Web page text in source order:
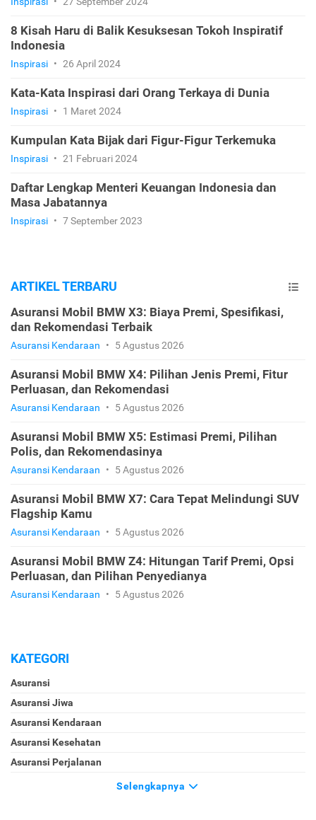
8 Kisah Haru di Balik Kesuksesan Tokoh Inspiratif
Indonesia
Inspirasi • 26 April 2024
Kata-Kata Inspirasi dari Orang Terkaya di Dunia
Inspirasi • 1 Maret 2024
Kumpulan Kata Bijak dari Figur-Figur Terkemuka
Inspirasi • 21 Februari 2024
Daftar Lengkap Menteri Keuangan Indonesia dan
Masa Jabatannya
Inspirasi • 7 September 2023
ARTIKEL TERBARU
Asuransi Mobil BMW X3: Biaya Premi, Spesifikasi,
dan Rekomendasi Terbaik
Asuransi Kendaraan • 5 Agustus 2026
Asuransi Mobil BMW X4: Pilihan Jenis Premi, Fitur
Perluasan, dan Rekomendasi
Asuransi Kendaraan • 5 Agustus 2026
Asuransi Mobil BMW X5: Estimasi Premi, Pilihan
Polis, dan Rekomendasinya
Asuransi Kendaraan • 5 Agustus 2026
Asuransi Mobil BMW X7: Cara Tepat Melindungi SUV
Flagship Kamu
Asuransi Kendaraan • 5 Agustus 2026
Asuransi Mobil BMW Z4: Hitungan Tarif Premi, Opsi
Perluasan, dan Pilihan Penyedianya
Asuransi Kendaraan • 5 Agustus 2026
KATEGORI
Asuransi
Asuransi Jiwa
Asuransi Kendaraan
Asuransi Kesehatan
Asuransi Perjalanan
Selengkapnya